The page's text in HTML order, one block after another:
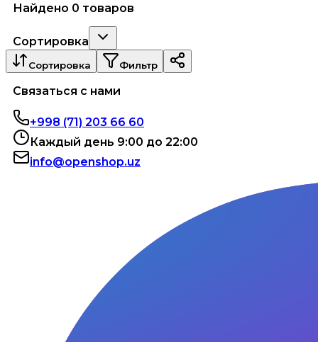
Найдено 0 товаров
Сортировка
Сортировка Фильтр
Связаться с нами
+998 (71) 203 66 60
Каждый день 9:00 до 22:00
info@openshop.uz